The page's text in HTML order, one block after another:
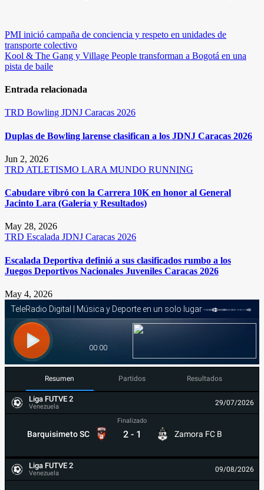
Navegación
de
entradas
PMI inició campaña de conciencia y respeto en unidades de
transporte colectivo
Kool & The Gang y Village People transforman a Bogotá en una
pista de baile
Entrada relacionada
TRD Bowling JDNJ Caracas 2026
Duplas de Bowling larense clasifican a los JDNJ Caracas 2026
Jun 2, 2026
TRD ATLETISMO LARA MUNDO RUNNING
Cabudare vibró con la Carrera 10K en honor al General
Jacinto Lara (Galería y Resultados)
May 28, 2026
TRD Escalada JDNJ Caracas 2026
Escalada Deportiva definió a sus clasificados rumbo a los
Juegos Deportivos Nacionales Juveniles Caracas 2026
May 4, 2026
Resumen Partidos Resultados
Liga FUTVE 2
Venezuela 29/07/2026
Barquisimeto SC
Finalizado
2 - 1 Zamora FC B
Liga FUTVE 2
Venezuela 09/08/2026